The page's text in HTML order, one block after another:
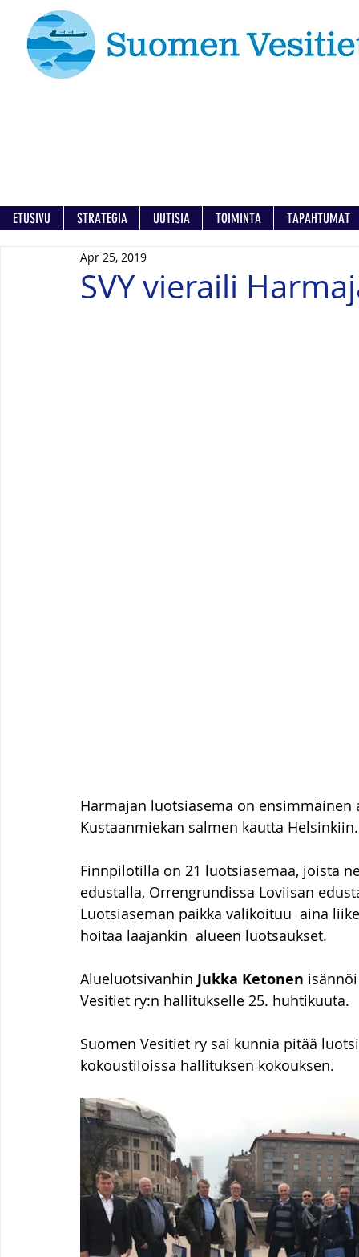
ETUSIVU STRATEGIA UUTISIA TOIMINTA TAPAHTUMAT
SVY vieraili
Apr 25, 2019
Harmajan luotsiasema on
Kustaanmiekan salmen kautta
Finnpilotilla on 21 luotsiasemaa, joista
edustalla, Orrengrundissa Loviisan
Luotsiaseman paikka valikoituu  aina
hoitaa laajankin  alueen luotsaukset.
Alueluotsivanhin Jukka Ketonen
Vesitiet ry:n hallitukselle 25. huhtikuuta.
Suomen Vesitiet ry sai kunnia pitää
kokoustiloissa hallituksen kokouksen.